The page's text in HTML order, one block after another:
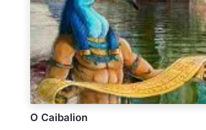
O Caibalion